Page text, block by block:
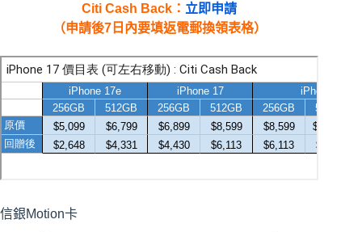
Citi Cash Back： 立即申請
（申請後7日內要填返電郵換領表格）
信銀Motion卡